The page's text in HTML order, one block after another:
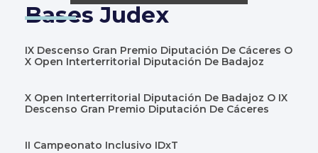
Bases Judex
IX Descenso Gran Premio Diputación De Cáceres O
X Open Interterritorial Diputación De Badajoz
X Open Interterritorial Diputación De Badajoz O IX
Descenso Gran Premio Diputación De Cáceres
II Campeonato Inclusivo IDxT